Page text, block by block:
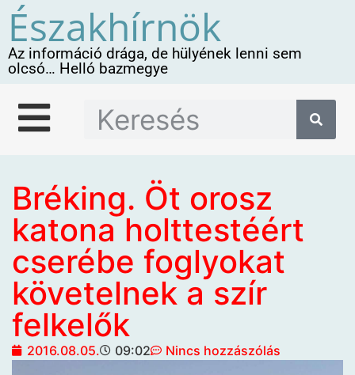
Északhírnök
Az információ drága, de hülyének lenni sem
olcsó… Helló bazmegye
Bréking. Öt orosz
katona holttestéért
cserébe foglyokat
követelnek a szír
felkelők
2016.08.05. 09:02 Nincs hozzászólás